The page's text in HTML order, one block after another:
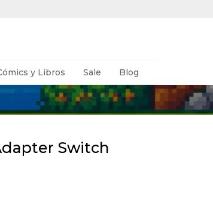
y Libros Sale Blog
Switch